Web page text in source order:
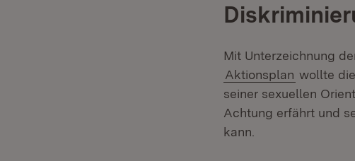
Mit Unterzeichnung
Aktionsplan wollte
seiner sexuellen
Achtung erfährt und
kann.